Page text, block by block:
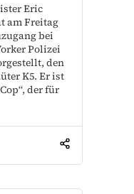
Eric
am Freitag
bei
Polizei
den
K5. Er ist
der für